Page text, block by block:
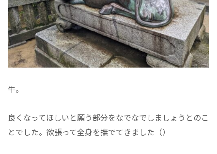
牛。
良くなってほしいと願う部分をなでなでしましょうとのこ
とでした。欲張って全身を撫でてきました（）